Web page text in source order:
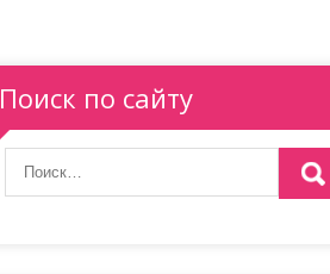
Поиск по сайту